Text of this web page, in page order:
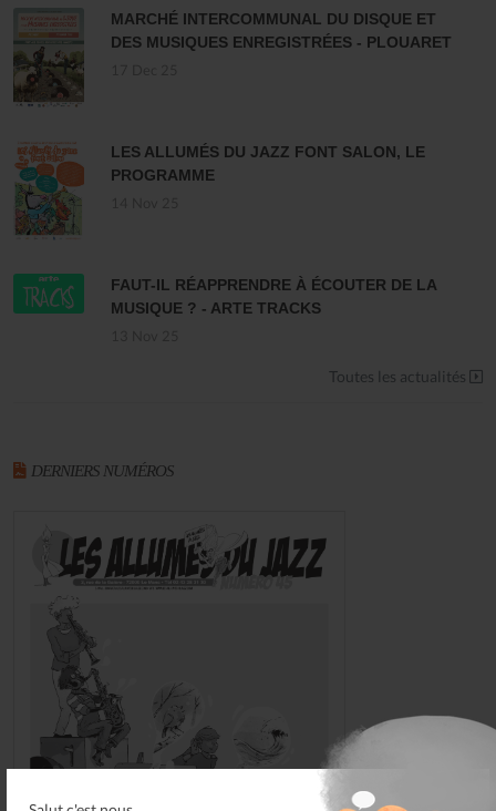
MARCHÉ INTERCOMMUNAL DU DISQUE ET
DES MUSIQUES ENREGISTRÉES - PLOUARET
LES ALLUMÉS DU JAZZ FONT SALON, LE
PROGRAMME
FAUT-IL RÉAPPRENDRE À ÉCOUTER DE LA
MUSIQUE ? - ARTE TRACKS
Toutes les actualités
DERNIERS NUMÉROS